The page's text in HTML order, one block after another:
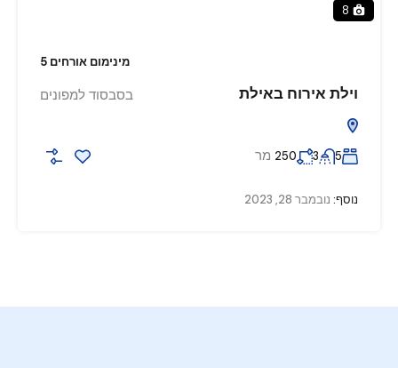
8
מינימום אורחים 5
וילת אירוח באילת בסבסוד למפונים
5
3
250 מר
נוסף: נובמבר 28, 2023